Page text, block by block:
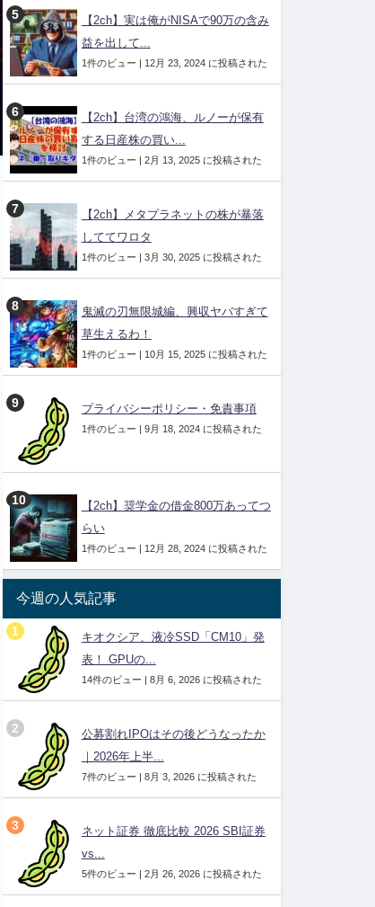
【2ch】実は俺がNISAで90万の含み
益を出して...
1件のビュー | 12月 23, 2024 に投稿された
【2ch】台湾の鴻海、ルノーが保有
する日産株の買い...
1件のビュー | 2月 13, 2025 に投稿された
【2ch】メタプラネットの株が暴落
しててワロタ
1件のビュー | 3月 30, 2025 に投稿された
鬼滅の刃無限城編、興収ヤバすぎて
草生えるわ！
1件のビュー | 10月 15, 2025 に投稿された
プライバシーポリシー・免責事項
1件のビュー | 9月 18, 2024 に投稿された
【2ch】奨学金の借金800万あってつ
らい
1件のビュー | 12月 28, 2024 に投稿された
今週の人気記事
キオクシア、液冷SSD「CM10」発
表！ GPUの...
14件のビュー | 8月 6, 2026 に投稿された
公募割れIPOはその後どうなったか
｜2026年上半...
7件のビュー | 8月 3, 2026 に投稿された
ネット証券 徹底比較 2026 SBI証券
vs...
5件のビュー | 2月 26, 2026 に投稿された